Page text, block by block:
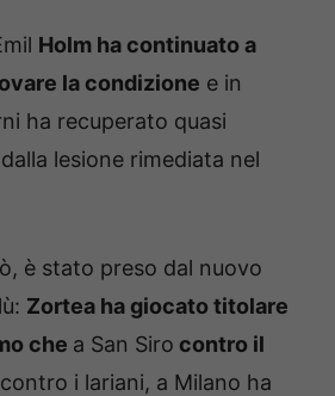
Holm ha continuato a
la condizione e in
ha recuperato quasi
lesione rimediata nel
è stato preso dal nuovo
Zortea ha giocato titolare
che a San Siro contro il
i lariani, a Milano ha